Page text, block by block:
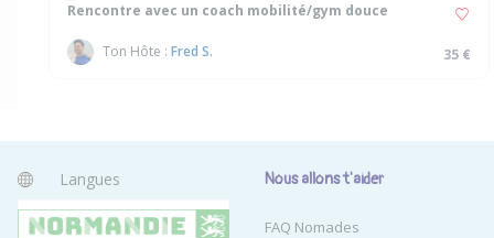
Rencontre avec un coach mobilité/gym douce
Ton Hôte : Fred S. 35 €
Langues
Anglais
Nous allons t'aider
FAQ Nomades